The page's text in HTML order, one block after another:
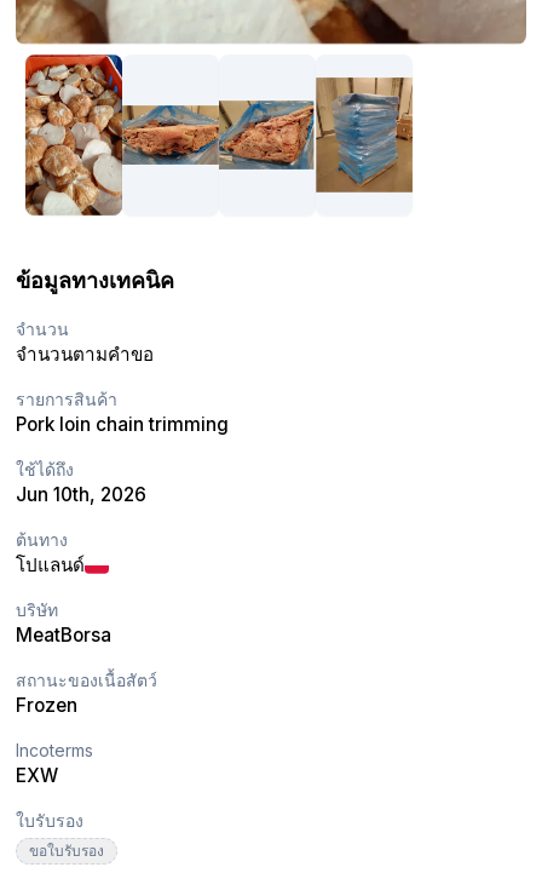
ข้อมูลทางเทคนิค
จำนวน
จำนวนตามคำขอ
รายการสินค้า
Pork loin chain trimming
ใช้ได้ถึง
Jun 10th, 2026
ต้นทาง
โปแลนด์
บริษัท
MeatBorsa
สถานะของเนื้อสัตว์
Frozen
Incoterms
EXW
ใบรับรอง
ขอใบรับรอง